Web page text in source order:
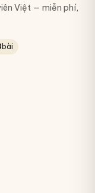
Việt — miễn phí,
bài